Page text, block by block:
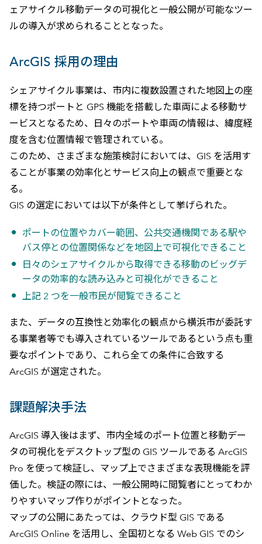
ェアサイクル移動データの可視化と一般公開が可能なツー
ルの導入が求められることとなった。
ArcGIS 採用の理由
シェアサイクル事業は、市内に複数設置された地図上の座
標を持つポートと GPS 機能を搭載した車両による移動サ
ービスとなるため、日々のポートや車両の情報は、緯度経
度を含む位置情報で管理されている。
このため、さまざまな施策検討においては、GIS を活用す
ることが事業の効率化とサービス向上の観点で重要とな
る。
GIS の選定においては以下が条件として挙げられた。
ポートの位置やカバー範囲、公共交通機関である駅や
バス停との位置関係などを地図上で可視化できること
日々のシェアサイクルから取得できる移動のビッグデ
ータの効率的な読み込みと可視化ができること
上記 2 つを一般市民が閲覧できること
また、データの互換性と効率化の観点から横浜市が委託す
る事業者等でも導入されているツールであるという点も重
要なポイントであり、これら全ての条件に合致する
ArcGIS が選定された。
課題解決手法
ArcGIS 導入後はまず、市内全域のポート位置と移動デー
タの可視化をデスクトップ型の GIS ツールである ArcGIS
Pro を使って検証し、マップ上でさまざまな表現機能を評
価した。検証の際には、一般公開時に閲覧者にとってわか
りやすいマップ作りがポイントとなった。
マップの公開にあたっては、クラウド型 GIS である
ArcGIS Online を活用し、全国初となる Web GIS でのシ